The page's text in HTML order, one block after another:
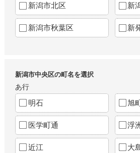
新潟市北区 新
新潟市秋葉区 新
新潟市中央区の町名を選択
あ行
明石 旭
医学町通 浮
近江 大